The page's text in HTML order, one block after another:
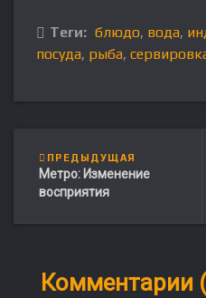
Теги: блюдо, вода,
посуда, рыба,
ПРЕДЫДУЩАЯ
Метро: Изменение
восприятия
Комментарии